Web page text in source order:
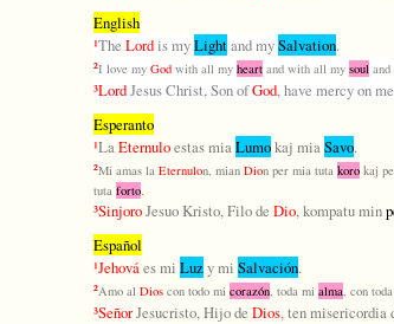
English
¹The Lordis myLightand mySalvation.
²I love my God with all my heart and with all my soul
³LordJesus Christ, Son ofGod, have mercy on
Esperanto
¹LaEternuloestas miaLumokaj miaSavo.
²Mi amas la Eternulon, mian Dion per mia tuta koro kaj
tuta forto.
³SinjoroJesuo Kristo, Filo de Dio, kompatu min
Español
¹Jehováes mi Luzy mi Salvación.
²Amo al Dios con todo mi corazón, toda mi alma, con
³SeñorJesucristo, Hijo de Dios, ten misericordia